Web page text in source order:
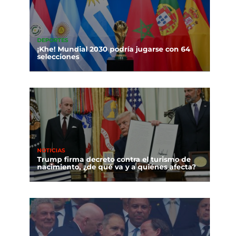
DEPORTES
¡Khe! Mundial 2030 podría jugarse con 64
selecciones
NOTICIAS
Trump firma decreto contra el turismo de
nacimiento, ¿de qué va y a quiénes afecta?